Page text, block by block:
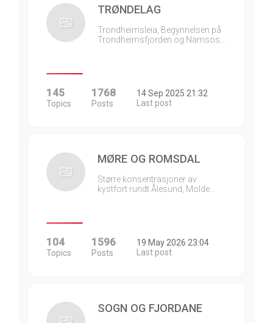
TRØNDELAG
Trondheimsleia, Begynnelsen på
Trondheimsfjorden og Namsos…
145
Topics
1768
Posts
14 Sep 2025 21:32
Last post
MØRE OG ROMSDAL
Større konsentrasjoner av
kystfort rundt Ålesund, Molde…
104
Topics
1596
Posts
19 May 2026 23:04
Last post
SOGN OG FJORDANE